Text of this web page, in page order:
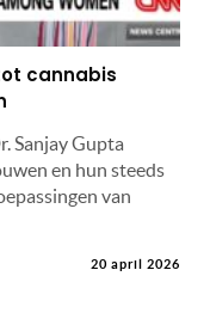
cannabis
Sanjay Gupta
en hun steeds
van
20 april 2026